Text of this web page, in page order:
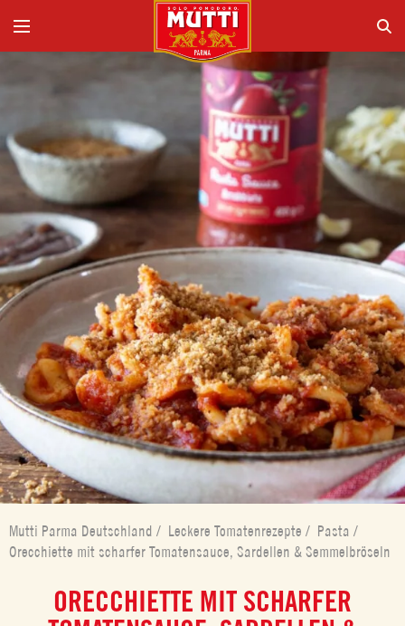
Mutti Parma Deutschland / Leckere Tomatenrezepte / Pasta /
Orecchiette mit scharfer Tomatensauce, Sardellen & Semmelbröseln
ORECCHIETTE MIT SCHARFER